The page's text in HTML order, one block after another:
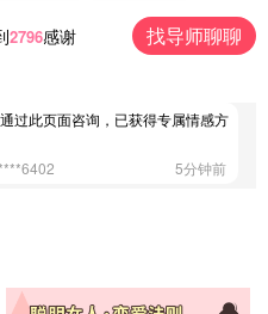
2796感谢 找导师聊聊
通过此页面咨询，已获得专属情感
过此页面咨询，已获得专属情感方
5分钟前